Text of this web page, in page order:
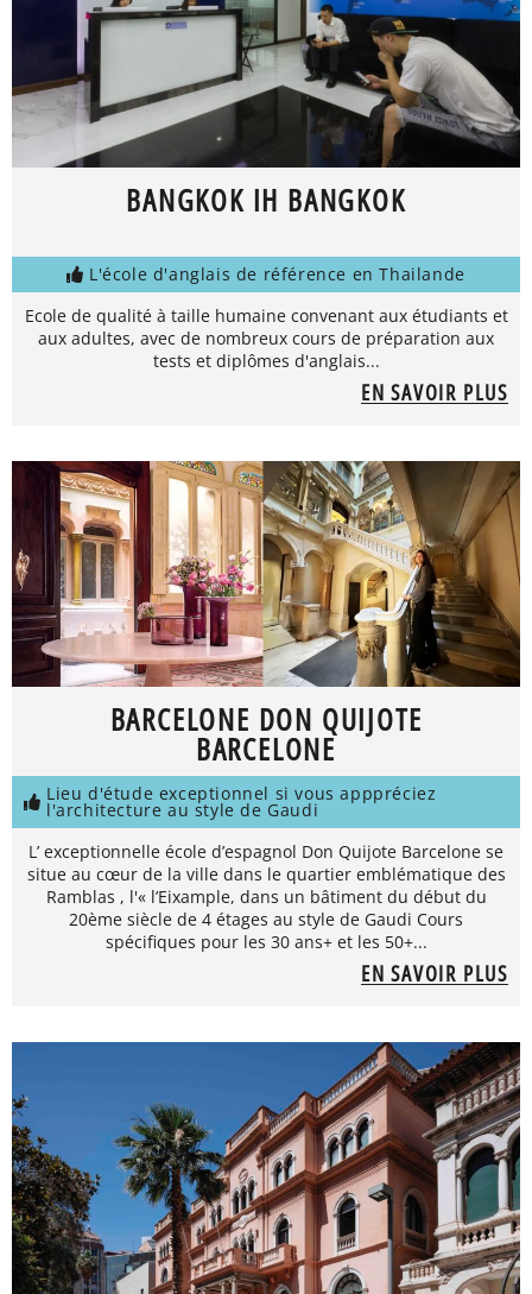
BANGKOK IH BANGKOK
L'école d'anglais de référence en Thailande
Ecole de qualité à taille humaine convenant aux étudiants et
aux adultes, avec de nombreux cours de préparation aux
tests et diplômes d'anglais...
EN SAVOIR PLUS
BARCELONE DON QUIJOTE
BARCELONE
Lieu d'étude exceptionnel si vous apppréciez
l'architecture au style de Gaudi
L’ exceptionnelle école d’espagnol Don Quijote Barcelone se
situe au cœur de la ville dans le quartier emblématique des
Ramblas , l'« l’Eixample, dans un bâtiment du début du
20ème siècle de 4 étages au style de Gaudi Cours
spécifiques pour les 30 ans+ et les 50+...
EN SAVOIR PLUS